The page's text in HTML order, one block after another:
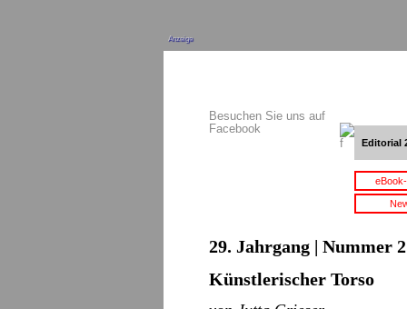
Anzeige
Besuchen Sie uns auf
Facebook
Editorial
29. Jahrgang | Nummer
Künstlerischer Torso